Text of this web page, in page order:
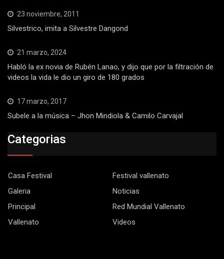
23 noviembre, 2011
Silvestrico, imita a Silvestre Dangond
21 marzo, 2024
Habló la ex novia de Rubén Lanao, y dijo que por la filtración de
videos la vida le dio un giro de 180 grados
17 marzo, 2017
Subele a la música – Jhon Mindiola & Camilo Carvajal
Categorias
Casa Festival
Festival vallenato
Galeria
Noticias
Principal
Red Mundial Vallenato
Vallenato
Videos